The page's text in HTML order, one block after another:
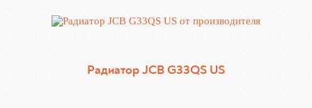
Радиатор JCB G33QS US